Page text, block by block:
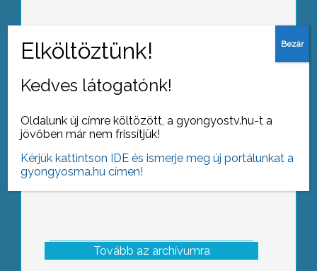
Immáron 6. éve rendezik meg a
hagyományos apák napi ünnepséget
az Izzósok egyesületében
Tovább az archívumra
Kedves látogatónk!
Oldalunk új címre költözött, a gyongyostv.hu-t a
jövőben már nem frissítjük!
Kérjük kattintson IDE és ismerje meg új portálunkat a
gyongyosma.hu címen!